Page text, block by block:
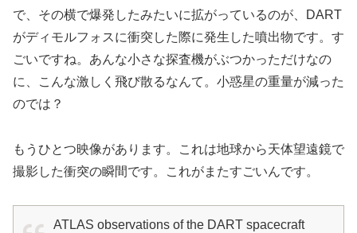
で、その横で爆発したみたいに拡がっているのが、DART
がディモルフォスに衝突した際に発生した噴出物です。す
ごいですね。あんな小さな探査機がぶつかっただけなの
に、こんな激しく飛び散るなんて。小惑星の重量が減った
のでは？
もうひとつ映像があります。これは地球から天体望遠鏡で
撮影した衝突の瞬間です。これがまたすごいんです。
ATLAS observations of the DART spacecraft